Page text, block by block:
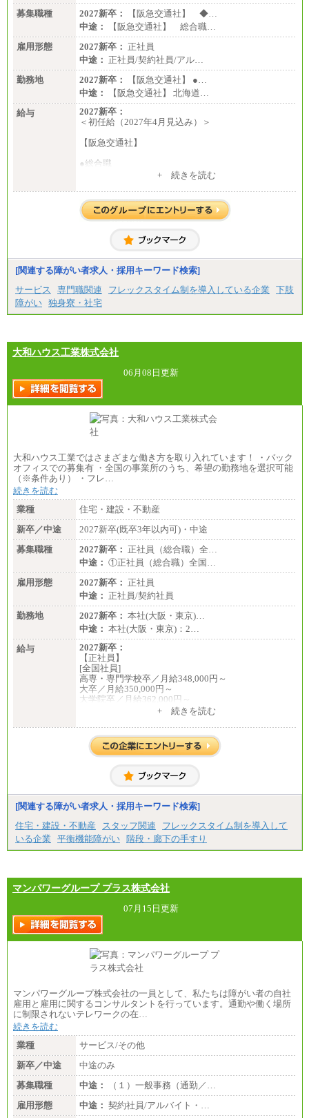
募集職種
2027新卒：
【阪急交通社】 ◆…
中途：
【阪急交通社】 総合職…
雇用形態
2027新卒： 正社員
中途： 正社員/契約社員/アル…
勤務地
2027新卒：
【阪急交通社】 ●…
中途：
【阪急交通社】 北海道…
給与
2027新卒：
＜初任給（2027年4月見込み）＞
【阪急交通社】
●総合職
(※3)、239,000円(※4)、237,000円（※5）
・専門・短大卒
(※3)、218,500円(※4)、216,500円（※5）
※1…東京都、埼玉県、千葉県、神奈川県
※2…大阪府、京都府、兵庫県、滋賀県
※3…愛知県、静岡県
※4…北海道、宮城県、栃木県、群馬県、長野県、新
潟県、富山県、石川県、岡山県、広島県、山口県、
香川県、福岡県
県、福島県、山形県
・月給には一律地域手当を含んだ金額を表示
（一律地域手当：※1…36,000円、※2…33,000円、
※3…28,000円、※4…25,000円、※5…23,000円）
・試用期間中も給与変更なし
●基幹職（地域限定社員）
・大学・院卒／月給185,000 円～219,000 円 ※勤務地
により異なる。
〈大阪・兵庫〉209,000 円
〈愛知〉194,500 円 〈福岡〉1
85,000 円
地により異なる。
〈東京・神奈川〉210,000 円
〈大阪・兵庫〉200,000 円
〈愛知〉194,500 円 〈福
岡〉185,000円
※基本給のみ（地域手当なし）
※試用期間中も給与変更なし
中途：
【阪急交通社】
◆正社員/総合職
月給250,000円～(※1)、247,000円～(※2)、242,000円
～(※3)、239,000円～(※4)、237,000円～（※5）
・月給は一律地域手当を含んだ金額を表示
（※1…36,000円、※2…33,000円、※3…28,000円、
※4…25,000円、※5…23,000円）
・試用期間中も給与変更なし
◆正社員/基幹職
〈東京・神奈川〉月給219,000 円～ 〈大阪・兵庫〉
・一律地域手当なし
・試用期間中も給与変更なし
月給187,500円～(※1)、184,000円～(※2)、180,500円
※1…東京都、埼玉県、千葉県、神奈川県
※3…愛知県、静岡県
※4…北海道、宮城県、栃木県、群馬県、長野県、新
潟県、富山県、石川県、岡山県、広島県、山口県、
分県、長崎県、熊本県、宮崎県、鹿児島県、沖縄
県、福島県、山形県
◆パート・アルバイト
時給制：最低時給額 1,050円～ ※勤務地により異な
る。
【エアサーブ】
月給223,000円～
・試用期間中も給与変更なし
+ 続きを読む
[関連する障がい者求人・採用キーワード検索]
サービス
専門職関連 フレックスタイム制を導入している企業
下肢
障がい 独身寮・社宅
大和ハウス工業株式会社
06月08日更新
大和ハウス工業ではさまざまな働き方を取り入れています！ ・バック
オフィスでの募集有 ・全国の事業所のうち、希望の勤務地を選択可能
（※条件あり） ・フレ…
続きを読む
業種
住宅・建設・不動産
新卒／中途
2027新卒(既卒3年以内可)・中途
募集職種
2027新卒： 正社員（総合職）全…
中途： ①正社員（総合職）全国…
雇用形態
2027新卒： 正社員
中途： 正社員/契約社員
勤務地
2027新卒： 本社(大阪・東京)…
中途： 本社(大阪・東京)：2…
給与
2027新卒：
【正社員】
[全国社員]
高専・専門学校卒／月給348,000円～
大卒／月給350,000円～
大学院卒／月給362,000円～
[地域社員]月給295,000円～
【正社員】
[全国社員]月給348,000円～
[地域社員]月給295,000円～
【契約社員】月給200,000円～
+ 続きを読む
[関連する障がい者求人・採用キーワード検索]
住宅・建設・不動産
スタッフ関連
フレックスタイム制を導入して
いる企業
平衡機能障がい 階段・廊下の手すり
マンパワーグループ プラス株式会社
07月15日更新
マンパワーグループ株式会社の一員として、私たちは障がい者の自社
雇用と雇用に関するコンサルタントを行っています。通勤や働く場所
に制限されないテレワークの在…
続きを読む
業種
サービス/その他
新卒／中途
中途のみ
募集職種
中途：
（１）一般事務（通勤／…
雇用形態
中途： 契約社員/アルバイト・…